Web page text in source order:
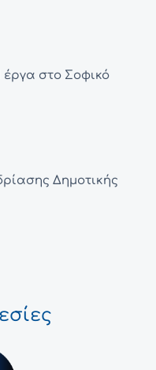
έργα στο Σοφικό
Δημοτικής